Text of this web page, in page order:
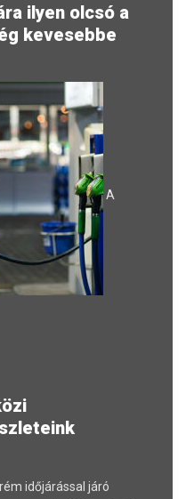
ilyen olcsó a
kevesebbe
A
időjárással járó